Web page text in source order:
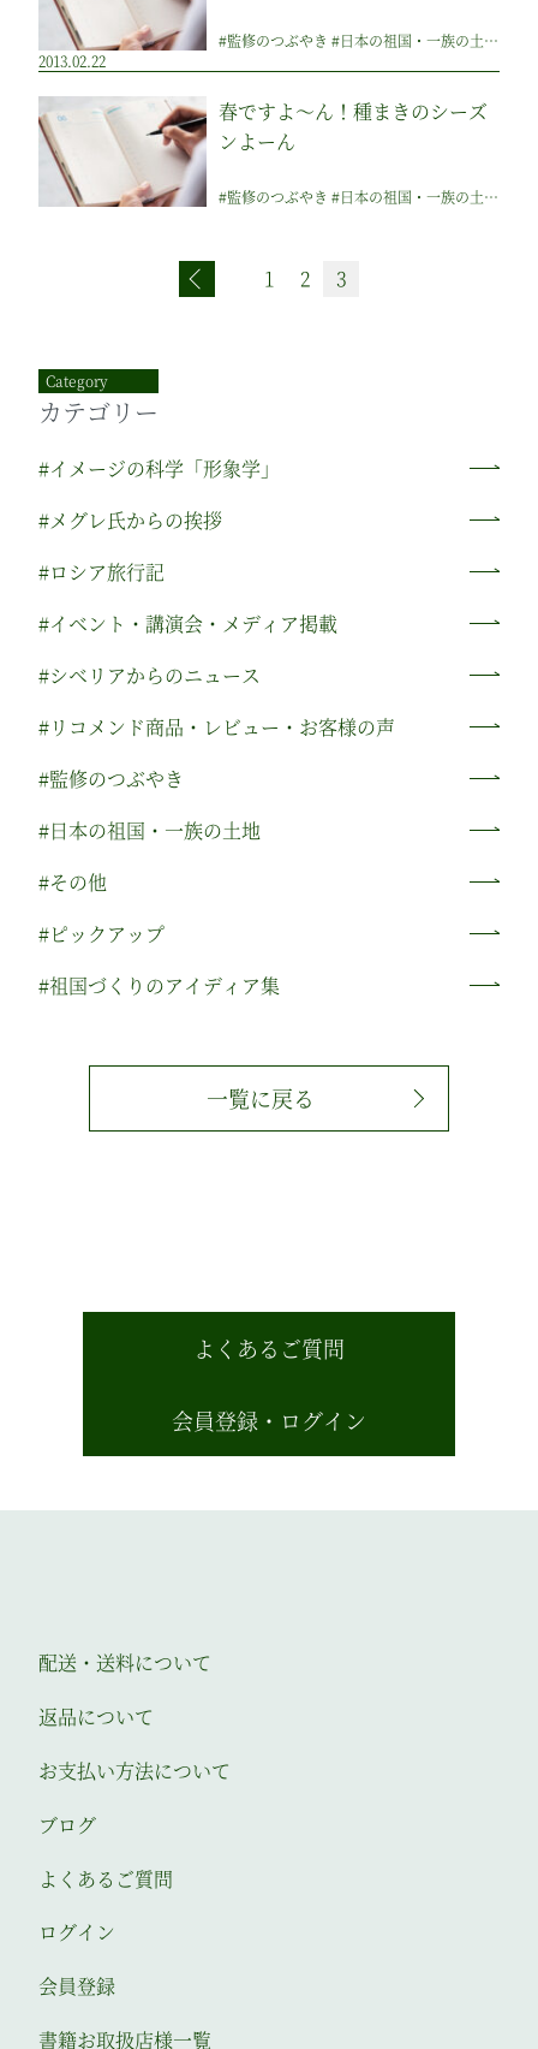
#監修のつぶやき #日本の祖国・一族の土地 #その他 #祖国づくりのアイディア集
2013.02.22
春ですよ～ん！種まきのシーズ
ンよーん
#監修のつぶやき #日本の祖国・一族の土地 #その他 #祖国づくりのアイディア集
の
ペ
送
り
前へ 1 2 3
Category
カテゴリー
#イメージの科学「形象学」
#メグレ氏からの挨拶
#ロシア旅行記
#イベント・講演会・メディア掲載
#シベリアからのニュース
#リコメンド商品・レビュー・お客様の声
#監修のつぶやき
#日本の祖国・一族の土地
#その他
#ピックアップ
#祖国づくりのアイディア集
一覧に戻る
よくあるご質問
会員登録・ログイン
配送・送料について
返品について
お支払い方法について
ブログ
よくあるご質問
ログイン
会員登録
書籍お取扱店様一覧